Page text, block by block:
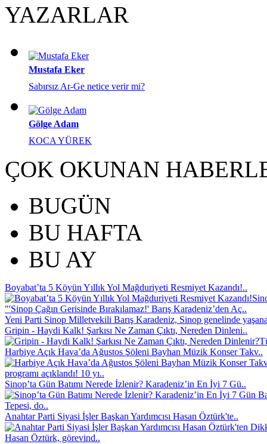
YAZARLAR
Mustafa Eker
Sabırsız Ar-Ge netice verir mi?
Gölge Adam
KOCA YÜREK
ÇOK OKUNAN
BUGÜN
BU HAFTA
BU AY
Boyabat’ta 5 Köyün Yıllık Yol Mağduriyeti Resmiyet Kazandı!..
"'Sinop Çağın Gerisinde Bırakılamaz!' Barış Karadeniz’den Aç..
Yeni Parti Sinop Milletvekili Barış Karadeniz, Sinop genelinde
Gripin - Haydi Kalk! Şarkısı Ne Zaman Çıktı, Nereden Dinleni..
Harbiye Açık Hava’da Ağustos Şöleni Bayhan Müzik Konser Takv..
programı açıklandı! 10 yı..
Sinop’ta Gün Batımı Nerede İzlenir? Karadeniz’in En İyi 7 Gü..
Tepesi, do..
Anahtar Parti Siyasi İşler Başkan Yardımcısı Hasan Öztürk'te..
Hasan Öztürk, görevind..